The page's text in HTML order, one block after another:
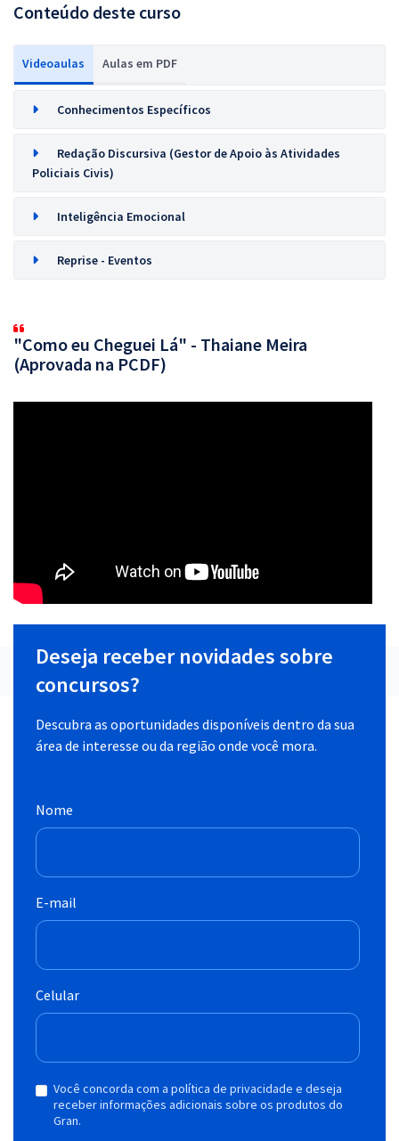
Conteúdo deste curso
Videoaulas Aulas em PDF
Conhecimentos Específicos
Redação Discursiva (Gestor de Apoio às Atividades
Policiais Civis)
Inteligência Emocional
Reprise - Eventos
"Como eu Cheguei Lá" - Thaiane Meira
(Aprovada na PCDF)
Deseja receber novidades sobre
concursos?
Descubra as oportunidades disponíveis dentro da sua
área de interesse ou da região onde você mora.
Nome
E-mail
Celular
Você concorda com a política de privacidade e deseja
receber informações adicionais sobre os produtos do
Gran.